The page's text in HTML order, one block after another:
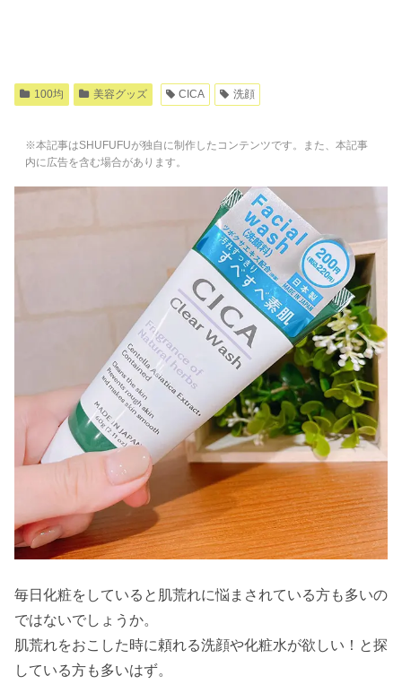
100均 美容グッズ CICA 洗顔
※本記事はSHUFUFUが独自に制作したコンテンツです。また、本記事
内に広告を含む場合があります。
毎日化粧をしていると肌荒れに悩まされている方も多いの
ではないでしょうか。
肌荒れをおこした時に頼れる洗顔や化粧水が欲しい！と探
している方も多いはず。